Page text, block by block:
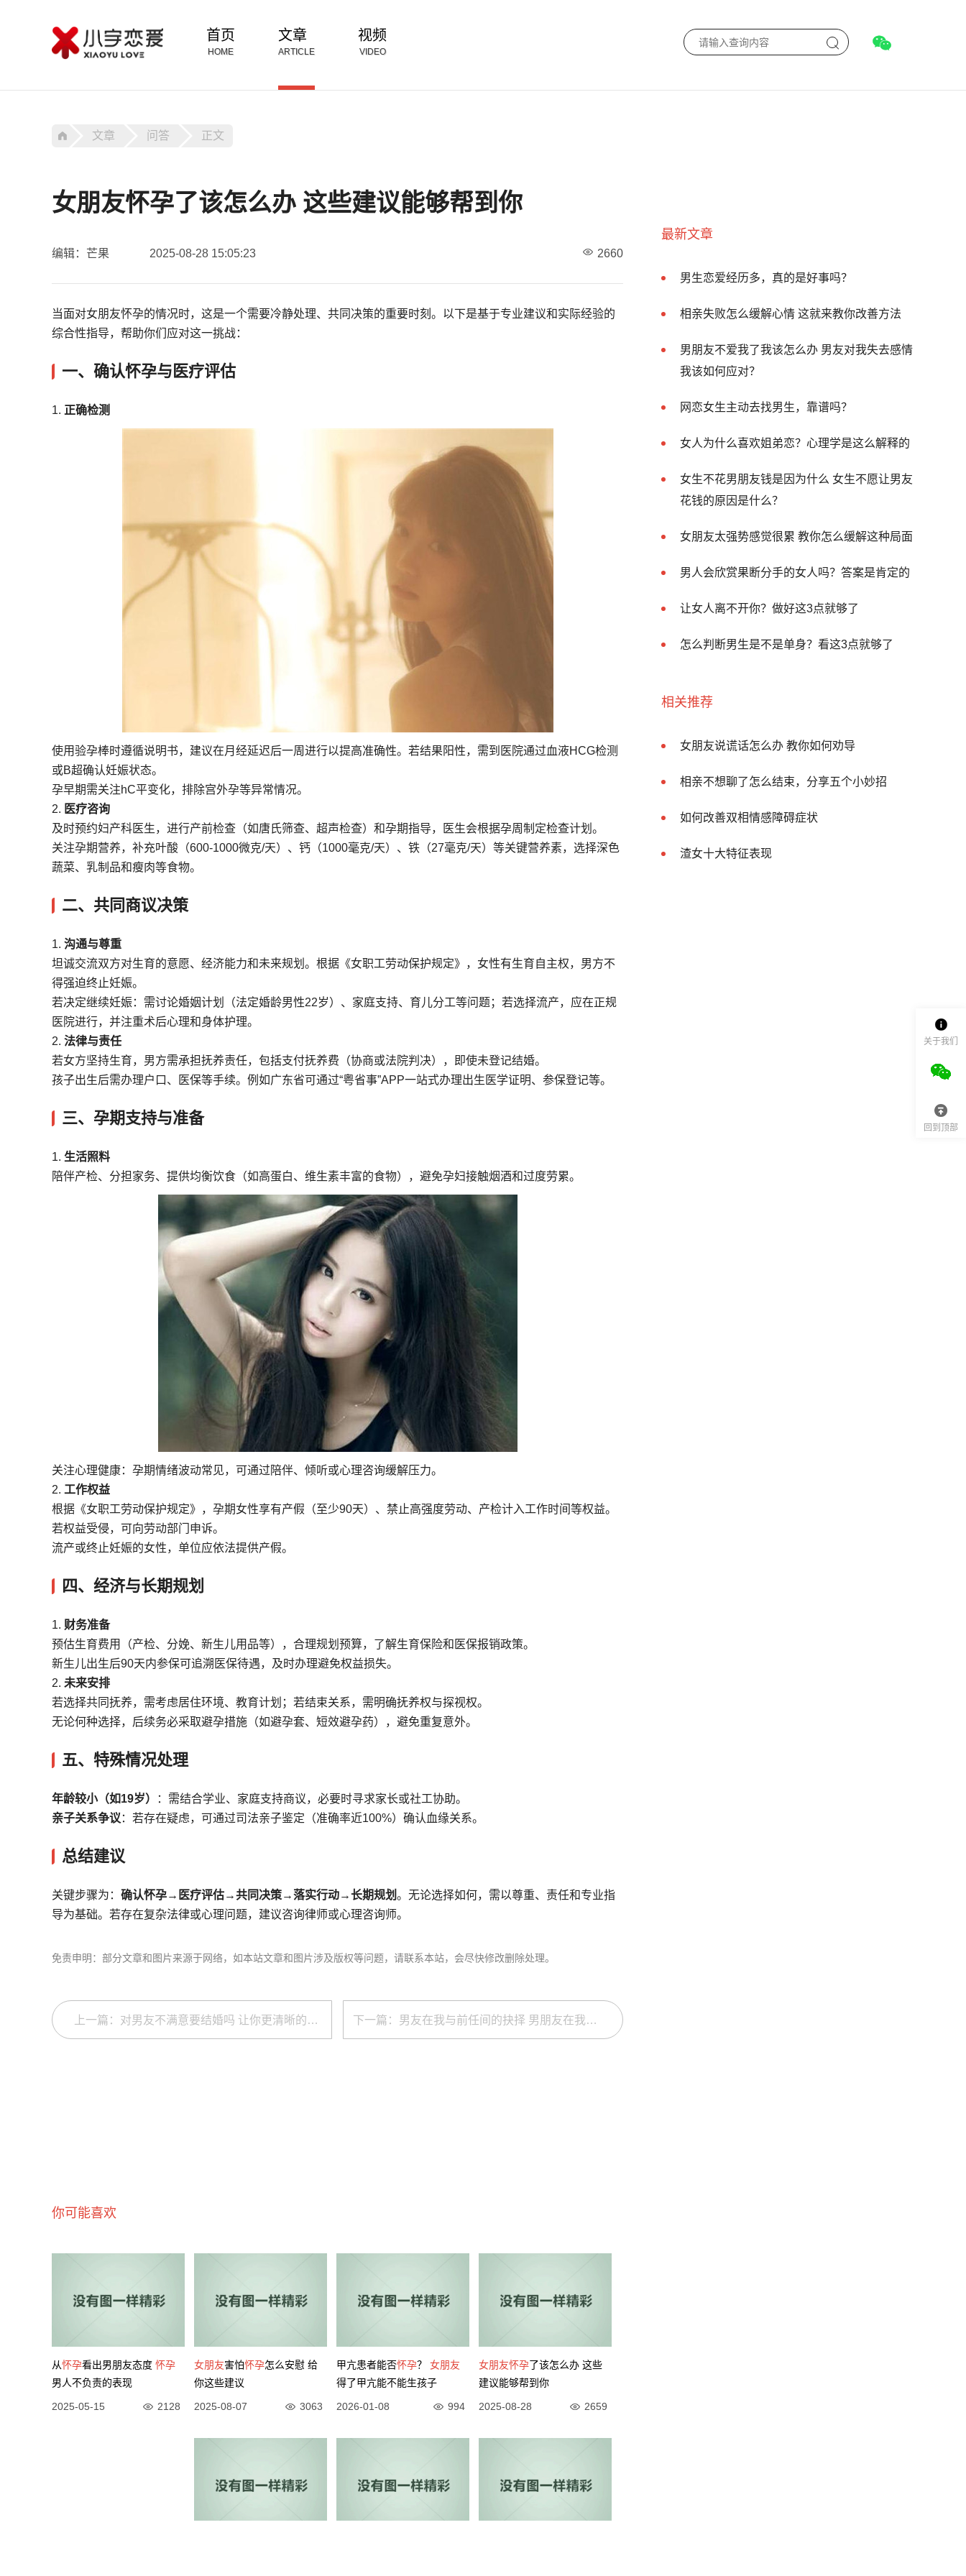
首页
HOME
文章
ARTICLE
视频
VIDEO
文章 问答 正文
女朋友怀孕了该怎么办 这些建议能够帮到你
编辑：芒果 2025-08-28 15:05:23 2660
当面对女朋友怀孕的情况时，这是一个需要冷静处理、共同决策的重要时刻。以下是基于专业建议和实际经验的
综合性指导，帮助你们应对这一挑战：
一、确认怀孕与医疗评估
1. 正确检测
使用验孕棒时遵循说明书，建议在月经延迟后一周进行以提高准确性。若结果阳性，需到医院通过血液HCG检测
或B超确认妊娠状态。
孕早期需关注hC平变化，排除宫外孕等异常情况。
2. 医疗咨询
及时预约妇产科医生，进行产前检查（如唐氏筛查、超声检查）和孕期指导，医生会根据孕周制定检查计划。
关注孕期营养，补充叶酸（600-1000微克/天）、钙（1000毫克/天）、铁（27毫克/天）等关键营养素，选择深色
蔬菜、乳制品和瘦肉等食物。
二、共同商议决策
1. 沟通与尊重
坦诚交流双方对生育的意愿、经济能力和未来规划。根据《女职工劳动保护规定》，女性有生育自主权，男方不
得强迫终止妊娠。
若决定继续妊娠：需讨论婚姻计划（法定婚龄男性22岁）、家庭支持、育儿分工等问题；若选择流产，应在正规
医院进行，并注重术后心理和身体护理。
2. 法律与责任
若女方坚持生育，男方需承担抚养责任，包括支付抚养费（协商或法院判决），即使未登记结婚。
孩子出生后需办理户口、医保等手续。例如广东省可通过“粤省事”APP一站式办理出生医学证明、参保登记等。
三、孕期支持与准备
1. 生活照料
陪伴产检、分担家务、提供均衡饮食（如高蛋白、维生素丰富的食物），避免孕妇接触烟酒和过度劳累。
关注心理健康：孕期情绪波动常见，可通过陪伴、倾听或心理咨询缓解压力。
2. 工作权益
根据《女职工劳动保护规定》，孕期女性享有产假（至少90天）、禁止高强度劳动、产检计入工作时间等权益。
若权益受侵，可向劳动部门申诉。
流产或终止妊娠的女性，单位应依法提供产假。
四、经济与长期规划
1. 财务准备
预估生育费用（产检、分娩、新生儿用品等），合理规划预算，了解生育保险和医保报销政策。
新生儿出生后90天内参保可追溯医保待遇，及时办理避免权益损失。
2. 未来安排
若选择共同抚养，需考虑居住环境、教育计划；若结束关系，需明确抚养权与探视权。
无论何种选择，后续务必采取避孕措施（如避孕套、短效避孕药），避免重复意外。
五、特殊情况处理
年龄较小（如19岁）
：需结合学业、家庭支持商议，必要时寻求家长或社工协助。
亲子关系争议 ：若存在疑虑，可通过司法亲子鉴定（准确率近100%）确认血缘关系。
总结建议
关键步骤为： 确认怀孕→医疗评估→共同决策→落实行动→长期规划。无论选择如何，需以尊重、责任和专业指
导为基础。若存在复杂法律或心理问题，建议咨询律师或心理咨询师。
免责申明：部分文章和图片来源于网络，如本站文章和图片涉及版权等问题，请联系本站，会尽快修改删除处理。
上一篇：对男友不满意要结婚吗 让你更清晰的做决定 下一篇：男友在我与前任间的抉择 男朋友在我和前任之间选择
你可能喜欢
从怀孕看出男朋友态度 怀孕
男人不负责的表现
2025-05-15 2128
女朋友害怕怀孕怎么安慰 给
你这些建议
2025-08-07 3063
甲亢患者能否怀孕？ 女朋友
得了甲亢能不能生孩子
2026-01-08 994
女朋友怀孕了该怎么办 这些
建议能够帮到你
2025-08-28 2659
最新文章
男生恋爱经历多，真的是好事吗？
相亲失败怎么缓解心情 这就来教你改善方法
男朋友不爱我了我该怎么办 男友对我失去感情
我该如何应对？
网恋女生主动去找男生，靠谱吗？
女人为什么喜欢姐弟恋？心理学是这么解释的
女生不花男朋友钱是因为什么 女生不愿让男友
花钱的原因是什么？
女朋友太强势感觉很累 教你怎么缓解这种局面
男人会欣赏果断分手的女人吗？答案是肯定的
让女人离不开你？做好这3点就够了
怎么判断男生是不是单身？看这3点就够了
相关推荐
女朋友说谎话怎么办 教你如何劝导
相亲不想聊了怎么结束，分享五个小妙招
如何改善双相情感障碍症状
渣女十大特征表现
关于我们
回到顶部